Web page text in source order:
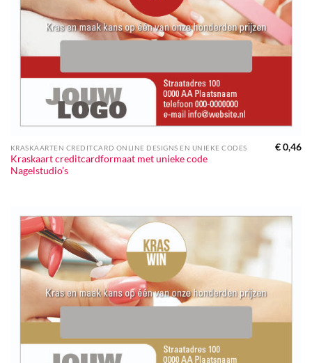
KRASKAARTEN CREDITCARD ONLINE DESIGNS EN UNIEKE CODES
Kraskaart creditcardformaat met unieke code
Nagelstudio’s
€0,46